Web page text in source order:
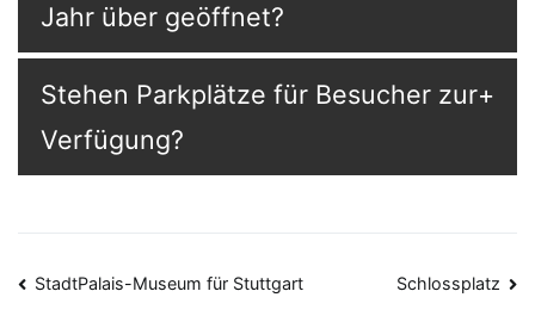
Jahr über geöffnet?
Stehen Parkplätze für Besucher zur
Verfügung?
Beitragsnavigation
StadtPalais-Museum für Stuttgart Schlossplatz